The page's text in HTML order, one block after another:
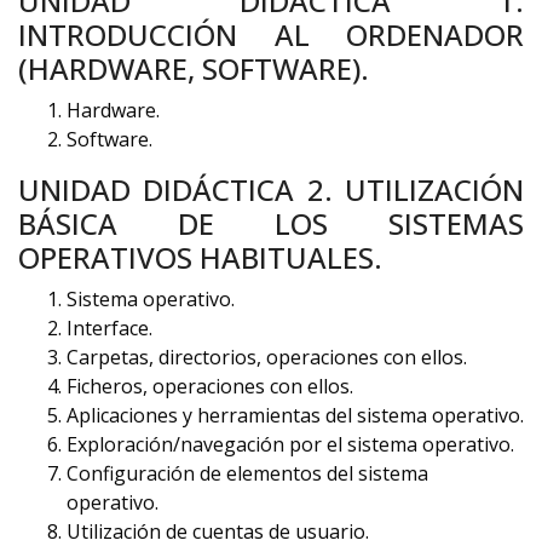
INTRODUCCIÓN AL ORDENADOR
(HARDWARE, SOFTWARE).
Hardware.
Software.
UNIDAD DIDÁCTICA 2. UTILIZACIÓN
BÁSICA DE LOS SISTEMAS
OPERATIVOS HABITUALES.
Sistema operativo.
Interface.
Carpetas, directorios, operaciones con ellos.
Ficheros, operaciones con ellos.
Aplicaciones y herramientas del sistema operativo.
Exploración/navegación por el sistema operativo.
Configuración de elementos del sistema
operativo.
Utilización de cuentas de usuario.